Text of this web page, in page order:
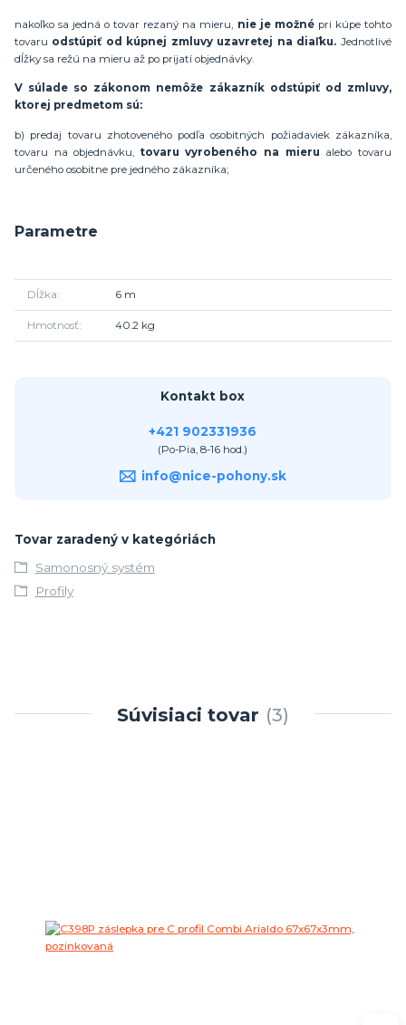
nakoľko sa jedná o tovar rezaný na mieru, nie je možnépri kúpe tohto
tovaru odstúpiť od kúpnej zmluvy uzavretej na diaľku. Jednotlivé
dĺžky sa režú na mieru až po prijatí objednávky.
V súlade so zákonom nemôže zákazník odstúpiť od zmluvy,
ktorej predmetom sú:
b) predaj tovaru zhotoveného podľa osobitných požiadaviek zákazníka,
tovaru na objednávku, tovaru vyrobeného na mieru alebo tovaru
určeného osobitne pre jedného zákazníka;
Parametre
Dĺžka 6 m
Hmotnosť 40.2 kg
Kontakt box
+421 902331936
(Po-Pia, 8-16 hod.)
info@nice-pohony.sk
Tovar zaradený v kategóriách
Samonosný systém
Profily
Súvisiaci tovar 3